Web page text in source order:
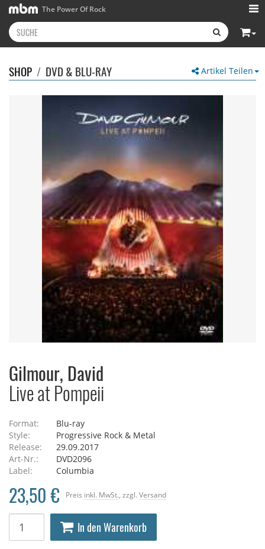
The Power Of Rock
Artikel Teilen
SHOP / DVD & BLU-RAY
Gilmour, David
Live at Pompeii
Format:
Blu-ray
Style:
Progressive Rock & Metal
Release:
29.09.2017
Art-Nr.:
DVD2096
Label:
Columbia
Preis inkl. MwSt. , zzgl. Versand
23,50 €
In den Warenkorb